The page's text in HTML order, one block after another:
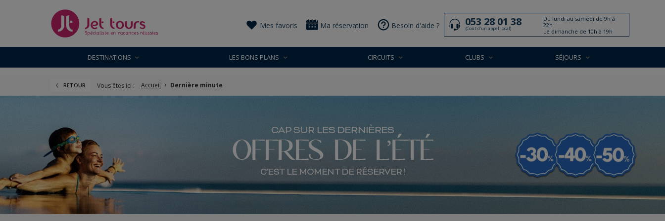
Mes favoris Ma réservation Besoin d'aide ? 053 28 01 38
(Coût d'un appel local)
Du lundi au samedi de 9h à
22h
Le dimanche de 10h à 19h
DESTINATIONS LES BONS PLANS CIRCUITS CLUBS SÉJOURS
RETOUR Vous êtes ici : Accueil Dernière minute